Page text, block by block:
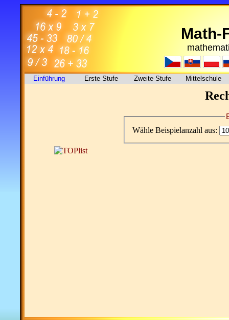
Math-
Einführung Erste Stufe Zweite Stufe Mittelschule
Wähle Beispielanzahl aus: